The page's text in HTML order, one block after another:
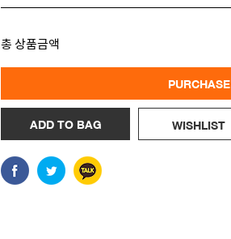
총 상품금액
PURCHASE
ADD TO BAG WISHLIST